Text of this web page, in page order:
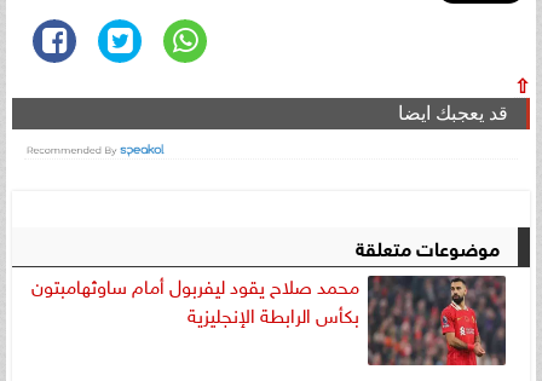
⇧
قد يعجبك ايضا
موضوعات متعلقة
محمد صلاح يقود ليفربول أمام ساوثهامبتون
بكأس الرابطة الإنجليزية